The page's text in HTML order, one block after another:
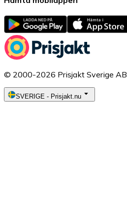
© 2000-2026 Prisjakt Sverige AB
SVERIGE - Prisjakt.nu